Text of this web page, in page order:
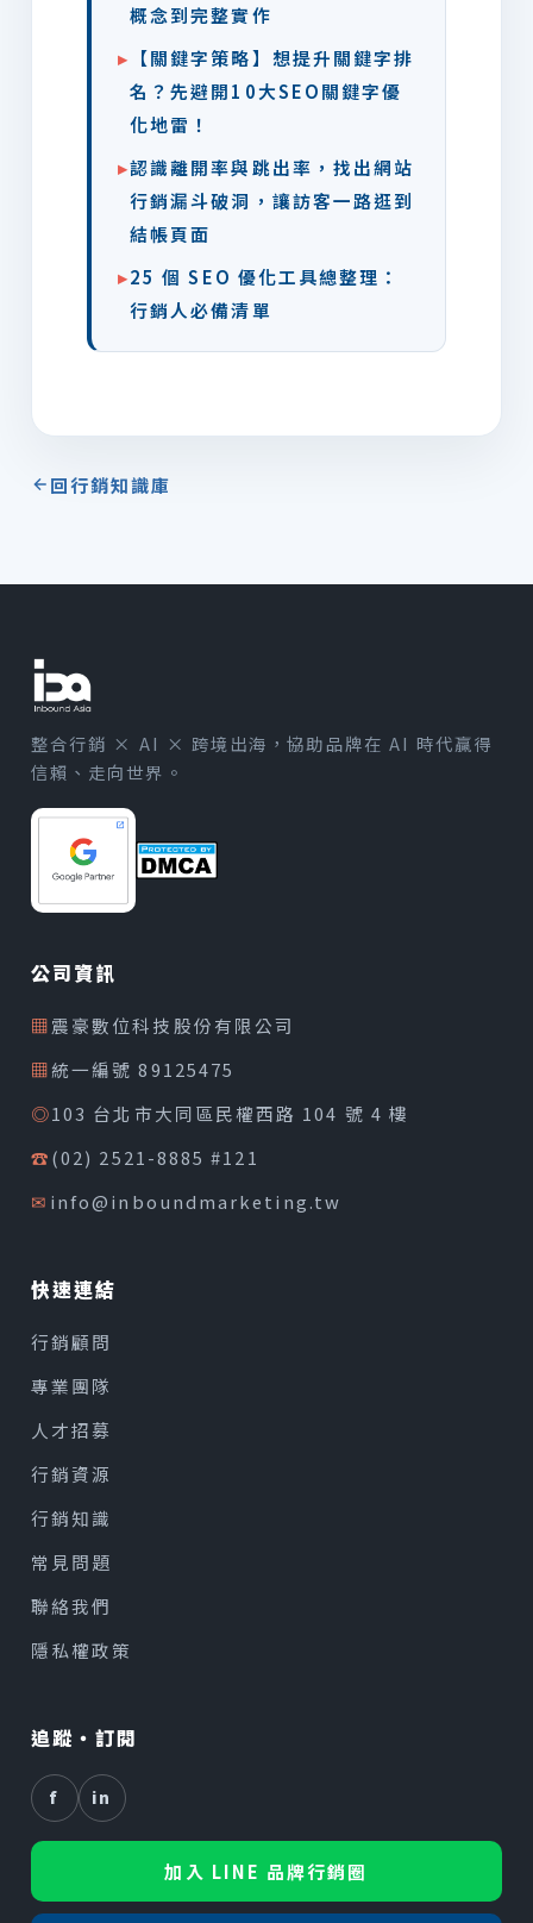
概念到完整實作
▸ 【關鍵字策略】想提升關鍵字排
名？先避開10大SEO關鍵字優
化地雷！
▸認識離開率與跳出率，找出網站
行銷漏斗破洞，讓訪客一路逛到
結帳頁面
▸25 個 SEO 優化工具總整理：
行銷人必備清單
回行銷知識庫
整合行銷 × AI × 跨境出海，協助品牌在 AI 時代贏得
信賴、走向世界。
公司資訊
▦震豪數位科技股份有限公司
▦統一編號 89125475
◎103 台北市大同區民權西路 104 號 4 樓
☎(02) 2521-8885 #121
✉ info@inboundmarketing.tw
快速連結
行銷顧問
專業團隊
人才招募
行銷資源
行銷知識
常見問題
聯絡我們
隱私權政策
追蹤・訂閱
f in
加入 LINE 品牌行銷圈